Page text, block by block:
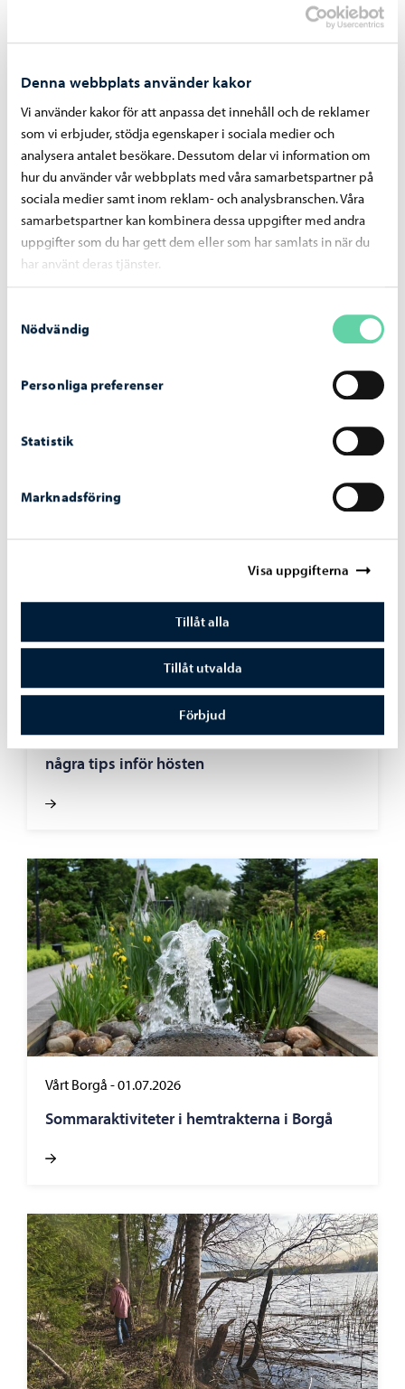
Denna webbplats använder kakor
Vi använder kakor för att anpassa det innehåll och de reklamer
som vi erbjuder, stödja egenskaper i sociala medier och
analysera antalet besökare. Dessutom delar vi information om
hur du använder vår webbplats med våra samarbetspartner på
sociala medier samt inom reklam- och analysbranschen. Våra
samarbetspartner kan kombinera dessa uppgifter med andra
uppgifter som du har gett dem eller som har samlats in när du
har använt deras tjänster.
Nödvändig
Personliga preferenser
Statistik
Marknadsföring
Visa uppgifterna
Tillåt alla
Tillåt utvalda
Förbjud
Text Elli Collan / Foto Samuli Skantsi
Vårt Borgå-invånartidning
Denna artikel har publicerats i invånartidningen Vårt
Borgå, nummer 2/2024.
Läs mera Vårt Borgå-artiklar
27.07.2026
Har du en förstaklassare hemma? Här är
några tips inför hösten
Vårt Borgå -01.07.2026
Sommaraktiviteter i hemtrakterna i Borgå